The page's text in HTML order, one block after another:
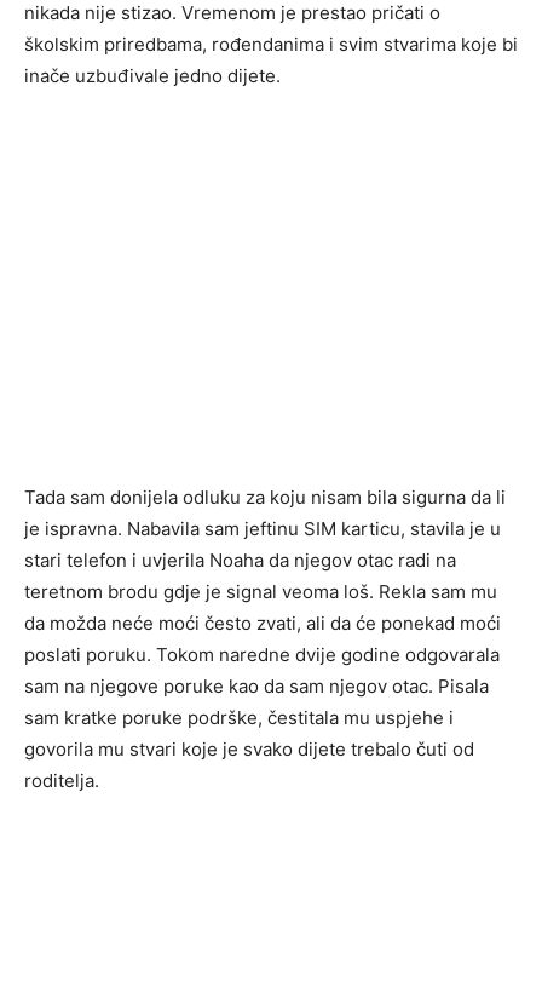
nikada nije stizao. Vremenom je prestao pričati o
školskim priredbama, rođendanima i svim stvarima koje bi
inače uzbuđivale jedno dijete.
Tada sam donijela odluku za koju nisam bila sigurna da li
je ispravna. Nabavila sam jeftinu SIM karticu, stavila je u
stari telefon i uvjerila Noaha da njegov otac radi na
teretnom brodu gdje je signal veoma loš. Rekla sam mu
da možda neće moći često zvati, ali da će ponekad moći
poslati poruku. Tokom naredne dvije godine odgovarala
sam na njegove poruke kao da sam njegov otac. Pisala
sam kratke poruke podrške, čestitala mu uspjehe i
govorila mu stvari koje je svako dijete trebalo čuti od
roditelja.